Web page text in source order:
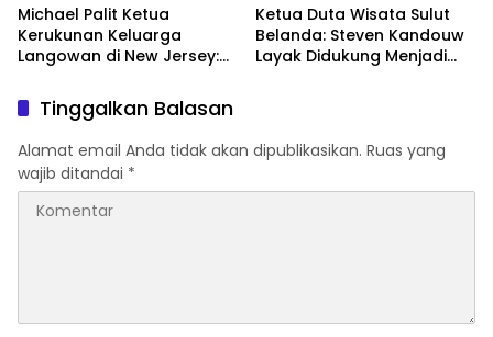
Michael Palit Ketua
Kerukunan Keluarga
Langowan di New Jersey:
Langowan se-Amerika
Hadiri Sulut Expo New York
Ketua Duta Wisata Sulut
Belanda: Steven Kandouw
Layak Didukung Menjadi
Tinggalkan Balasan
Alamat email Anda tidak akan dipublikasikan. Ruas yang
wajib ditandai *